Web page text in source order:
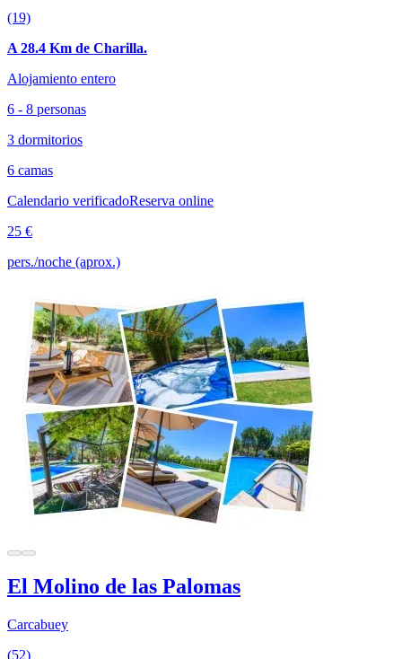
(19)
A 28.4 Km de Charilla.
Alojamiento entero
6 - 8 personas
3 dormitorios
6 camas
Calendario verificadoReserva online
25 €
pers./noche (aprox.)
El Molino de las Palomas
Carcabuey
(52)